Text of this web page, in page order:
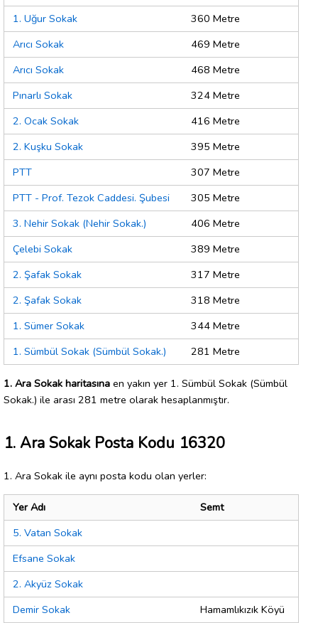
1. Uğur Sokak
360 Metre
Arıcı Sokak
469 Metre
Arıcı Sokak
468 Metre
Pınarlı Sokak
324 Metre
2. Ocak Sokak
416 Metre
2. Kuşku Sokak
395 Metre
PTT
307 Metre
PTT - Prof. Tezok Caddesi. Şubesi
305 Metre
3. Nehir Sokak (Nehir Sokak.)
406 Metre
Çelebi Sokak
389 Metre
2. Şafak Sokak
317 Metre
2. Şafak Sokak
318 Metre
1. Sümer Sokak
344 Metre
1. Sümbül Sokak (Sümbül Sokak.)
281 Metre
1. Ara Sokak haritasına en yakın yer 1. Sümbül Sokak (Sümbül
Sokak.) ile arası 281 metre olarak hesaplanmıştır.
1. Ara Sokak Posta Kodu 16320
1. Ara Sokak ile aynı posta kodu olan yerler:
Yer Adı
Semt
5. Vatan Sokak
Efsane Sokak
2. Akyüz Sokak
Demir Sokak
Hamamlıkızık Köyü